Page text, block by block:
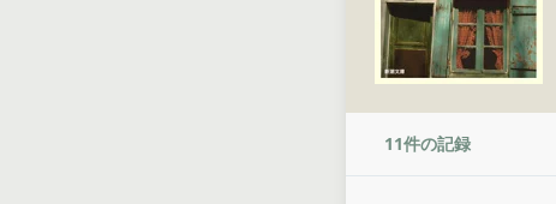
11件の記録